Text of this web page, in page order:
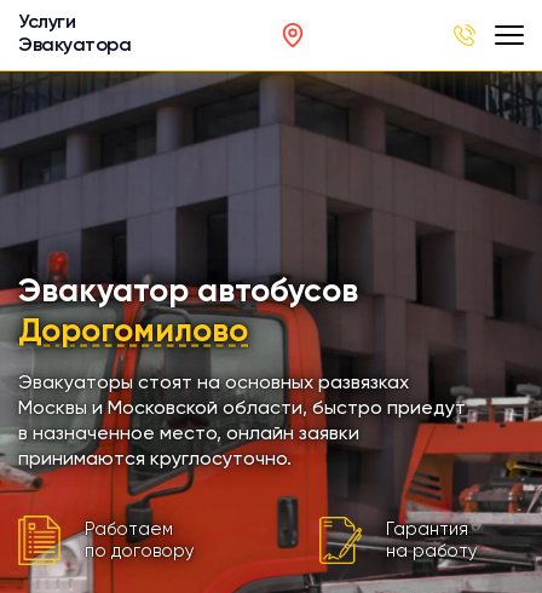
Услуги
Эвакуатора
Эвакуатор автобусов
Дорогомилово
Эвакуаторы стоят на основных развязках
Москвы и Московской области, быстро приедут
в назначенное место, онлайн заявки
принимаются круглосуточно.
Работаем
по договору
Гарантия
на работу